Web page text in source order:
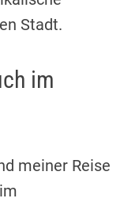
Stadt.
im
meiner Reise